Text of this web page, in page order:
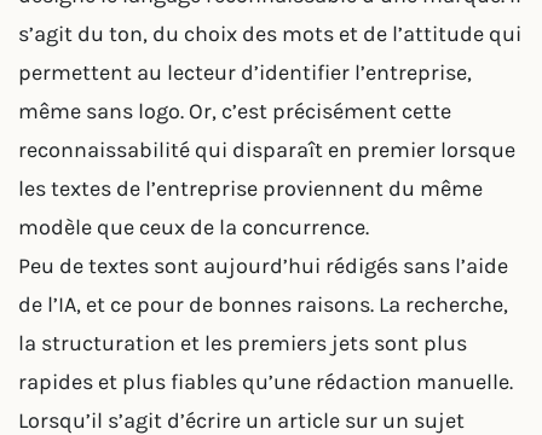
s’agit du ton, du choix des mots et de l’attitude qui
permettent au lecteur d’identifier l’entreprise,
même sans logo. Or, c’est précisément cette
reconnaissabilité qui disparaît en premier lorsque
les textes de l’entreprise proviennent du même
modèle que ceux de la concurrence.
Peu de textes sont aujourd’hui rédigés sans l’aide
de l’IA, et ce pour de bonnes raisons. La recherche,
la structuration et les premiers jets sont plus
rapides et plus fiables qu’une rédaction manuelle.
Lorsqu’il s’agit d’écrire un article sur un sujet